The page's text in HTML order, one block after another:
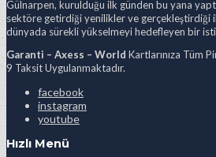
Gülnarpen, kurulduğu ilk günden bu yana
sektöre getirdiği yenilikler ve gerçekleştirdiği
dünyada sürekli yükselmeyi hedefleyen bir
Garanti – Axess – World Kartlarınıza Tüm
9 Taksit Uygulanmaktadır.
facebook
instagram
youtube
Hızlı Menü